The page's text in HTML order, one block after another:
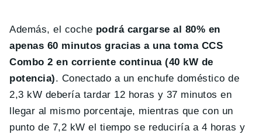
Además, el coche podrá cargarse al 80% en
apenas 60 minutos gracias a una toma CCS
Combo 2 en corriente continua (40 kW de
potencia). Conectado a un enchufe doméstico de
2,3 kW debería tardar 12 horas y 37 minutos en
llegar al mismo porcentaje, mientras que con un
punto de 7,2 kW el tiempo se reduciría a 4 horas y